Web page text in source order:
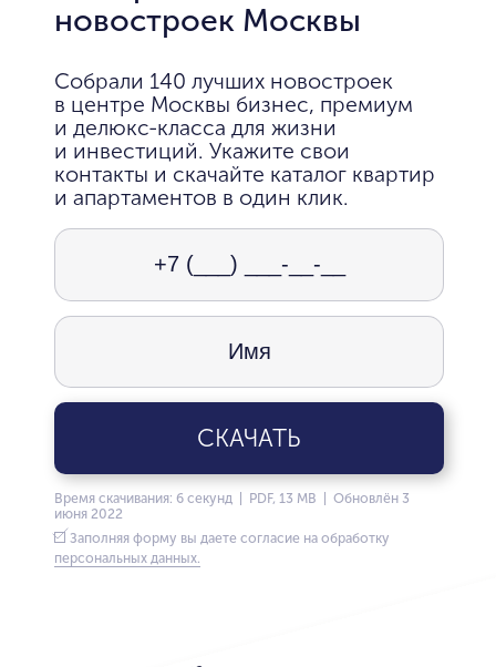
новостроек Москвы
Собрали 140 лучших новостроек
в центре Москвы бизнес, премиум
и делюкс-класса для жизни
и инвестиций. Укажите свои
контакты и скачайте каталог квартир
и апартаментов в один клик.
СКАЧАТЬ
Время скачивания: 6 секунд | PDF, 13 MB | Обновлён 3
июня 2022
Заполняя форму вы даете согласие на обработку
персональных данных.